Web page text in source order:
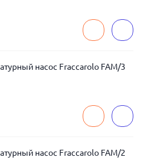
насос Fraccarolo FAM/3
насос Fraccarolo FAM/2